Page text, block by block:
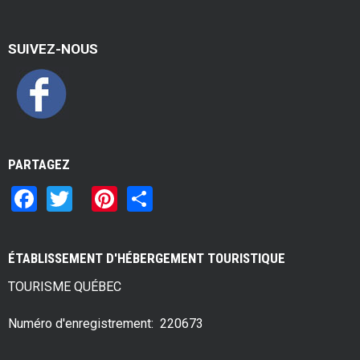
SUIVEZ-NOUS
PARTAGEZ
F
ce
b
o
o
tt
er
Pi
er
es
t
ar
ÉTABLISSEMENT D'HÉBERGEMENT TOURISTIQUE
TOURISME QUÉBEC
Numéro d'enregistrement: 220673